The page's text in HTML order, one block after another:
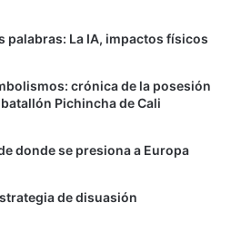
palabras: La IA, impactos físicos
crónica de la posesión
Pichincha de Cali
donde se presiona a Europa
de disuasión